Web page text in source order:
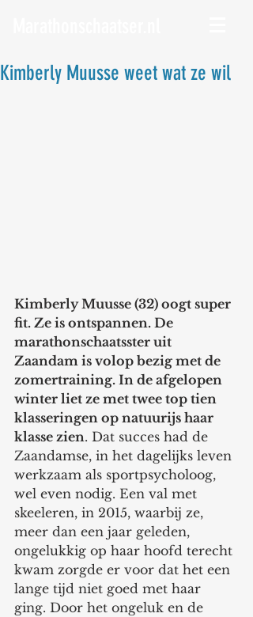
Kimberly Muusse weet wat ze wil
Kimberly Muusse (32) oogt super
fit. Ze is ontspannen. De
marathonschaatsster uit
Zaandam is volop bezig met de
zomertraining. In de afgelopen
winter liet ze met twee top tien
klasseringen op natuurijs haar
klasse zien. Dat succes had de
Zaandamse, in het dagelijks leven
werkzaam als sportpsycholoog,
wel even nodig. Een val met
skeeleren, in 2015, waarbij ze,
meer dan een jaar geleden,
ongelukkig op haar hoofd terecht
kwam zorgde er voor dat het een
lange tijd niet goed met haar
ging. Door het ongeluk en de